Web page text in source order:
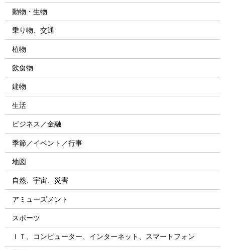
動物・生物
乗り物、交通
植物
飲食物
建物
生活
ビジネス／金融
季節／イベント／行事
地図
自然、宇宙、災害
アミューズメント
スポーツ
ＩＴ、コンピューター、インターネット、スマートフォン